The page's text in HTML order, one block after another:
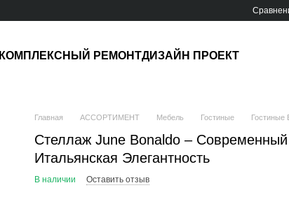
КОМПЛЕКСНЫЙ РЕМОНТДИЗАЙН ПРОЕКТ
Главная АССОРТИМЕНТ Мебель Гостиные Гостиные
Стеллаж June Bonaldo –
Итальянская Элегантность
В наличии Оставить отзыв